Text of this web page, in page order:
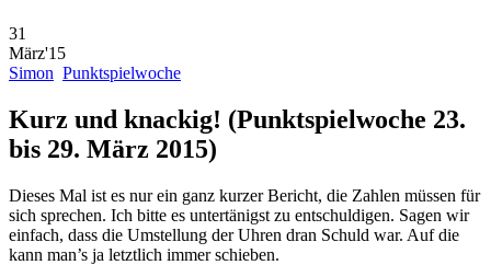
31
März'15
Simon Punktspielwoche
Kurz und knackig! (Punktspielwoche 23.
bis 29. März 2015)
Dieses Mal ist es nur ein ganz kurzer Bericht, die Zahlen müssen für
sich sprechen. Ich bitte es untertänigst zu entschuldigen. Sagen wir
einfach, dass die Umstellung der Uhren dran Schuld war. Auf die
kann man’s ja letztlich immer schieben.